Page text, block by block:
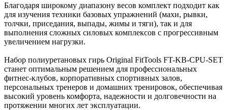
Благодаря широкому диапазону весов комплект подходит как
для изучения техники базовых упражнений (махи, рывки,
толчки, приседания, выпады, жимы и тяги), так и для
выполнения сложных силовых комплексов с прогрессивным
увеличением нагрузки.
Набор полиуретановых гирь Original FitTools FT-KB-CPU-SET
станет оптимальным решением для профессиональных
фитнес-клубов, корпоративных спортивных залов,
персональных тренеров и домашних тренировок, обеспечивая
высокий уровень комфорта, надежности и долговечности на
протяжении многих лет эксплуатации.